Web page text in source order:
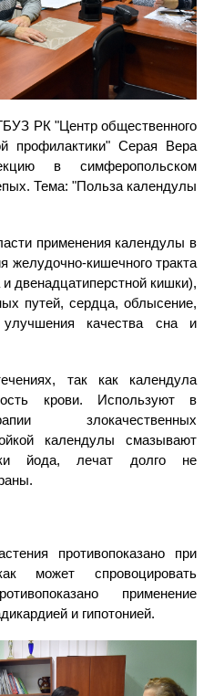
РК "Центр общественного
профилактики" Серая Вера
в симферопольском
Тема: "Польза календулы
применения календулы в
желудочно-кишечного тракта
двенадцатиперстной кишки),
путей, сердца, облысение,
качества сна и
так как календула
крови. Используют в
злокачественных
календулы смазывают
йода, лечат долго не
противопоказано при
может спровоцировать
применение
и гипотонией.